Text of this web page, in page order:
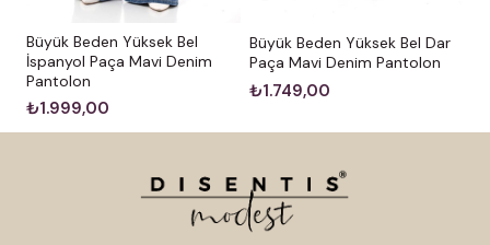
Büyük Beden Yüksek Bel
İspanyol Paça Mavi Denim
Pantolon
₺1.999,00
Büyük Beden Yüksek Bel Dar
Paça Mavi Denim Pantolon
₺1.749,00